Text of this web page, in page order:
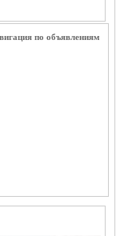
по объявлениям